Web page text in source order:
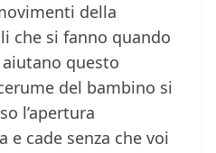
della
che si fanno quando
questo
del bambino si
l’apertura
e cade senza che voi